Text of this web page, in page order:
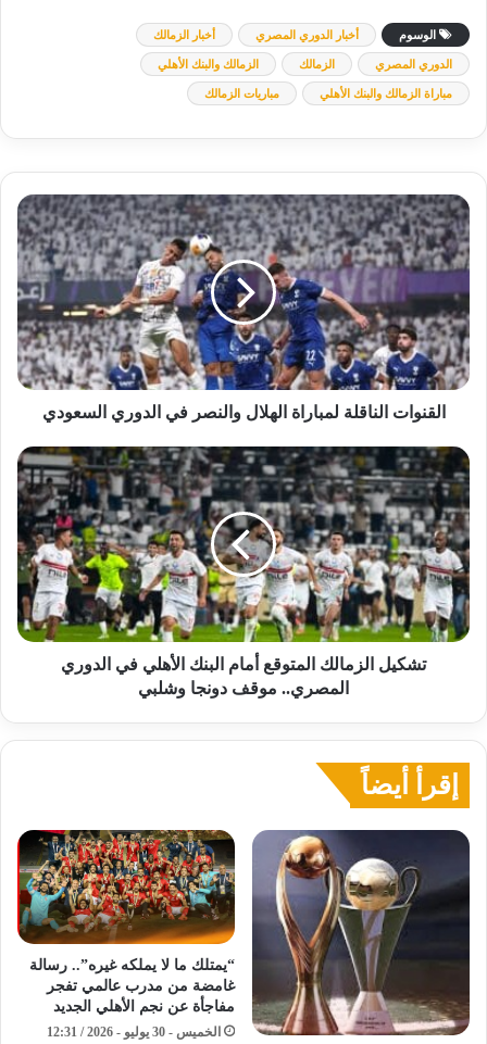
الوسوم أخبار الدوري المصري أخبار الزمالك
الدوري المصري الزمالك الزمالك والبنك الأهلي
مباراة الزمالك والبنك الأهلي مباريات الزمالك
القنوات
الناقلة
لمباراة
الهلال
والنصر
في
الدوري
السعودي
القنوات الناقلة لمباراة الهلال والنصر في الدوري السعودي
تشكيل
الزمالك
المتوقع
أمام
البنك
الأهلي
في
الدوري
المصري..
موقفتشكيل الزمالك المتوقع أمام البنك الأهلي في الدوري
المصري.. موقف دونجا وشلبي
إقرأ أيضاً
“يمتلك ما لا يملكه غيره”.. رسالة
غامضة من مدرب عالمي تفجر
مفاجأة عن نجم الأهلي الجديد
الخميس - 30 يوليو - 2026 / 12:31